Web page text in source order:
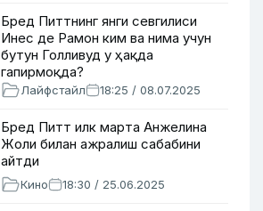
Бред Питтнинг янги севгилиси
Инес де Рамон ким ва нима учун
бутун Голливуд у ҳақда
гапирмоқда?
Лайфстайл 18:25 / 08.07.2025
Бред Питт илк марта Анжелина
Жоли билан ажралиш сабабини
айтди
Кино 18:30 / 25.06.2025